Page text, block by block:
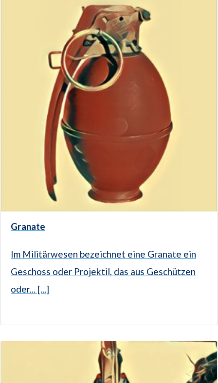
Granate
Im Militärwesen bezeichnet eine Granate ein
Geschoss oder Projektil, das aus Geschützen
oder... [...]